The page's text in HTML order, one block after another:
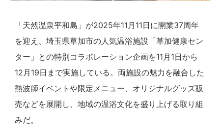
「天然温泉平和島」が2025年11月11日に開業37周年
を迎え、埼玉県草加市の人気温浴施設「草加健康セン
ター」との特別コラボレーション企画を11月1日から
12月19日まで実施している。両施設の魅力を融合した
熱波師イベントや限定メニュー、オリジナルグッズ販
売などを展開し、地域の温浴文化を盛り上げる取り組
みだ。